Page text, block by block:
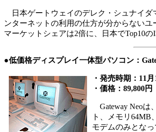
日本ゲートウェイのデレク・シュナイダ
ンターネットの利用の仕方が分からないユ
マーケットシェアは2倍に、日本でTop10
●低価格ディスプレイ一体型パソコン：
・発売時期：11月
・価格：89,800円
Gateway Neoは
ト、メモリ
モデムのみとな